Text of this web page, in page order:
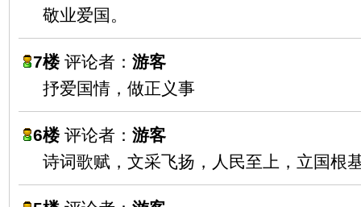
敬业爱国。
7楼评论者： 游客
抒爱国情，做正义事
6楼评论者： 游客
诗词歌赋，文采飞扬，人民至上，立国根